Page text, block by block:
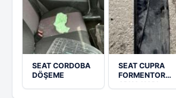
SEAT CORDOBA
DÖŞEME
SEAT CUPRA
FORMENTOR